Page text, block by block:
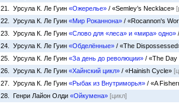
21. Урсула К. Ле Гуин «Ожерелье» / «Semley’s Necklace»
22. Урсула К. Ле Гуин «Мир Роканнона» / «Rocannon's
23. Урсула К. Ле Гуин «Слово для «леса» и «мира» одно»
24. Урсула К. Ле Гуин «Обделённые» / «The
25. Урсула К. Ле Гуин «За день до революции» / «The Day
26. Урсула К. Ле Гуин «Хайнский цикл» / «Hainish Cycle»
27. Урсула К. Ле Гуин «Рыбак из Внутриморья» / «A
28. Генри Лайон Олди «Ойкумена» [цикл]